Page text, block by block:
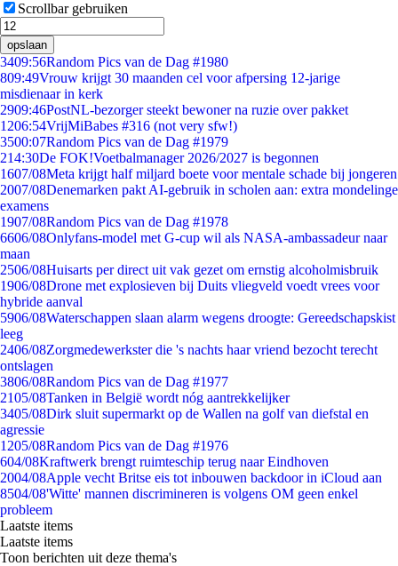
Scrollbar gebruiken
opslaan
3409:56Random Pics van de Dag #1980
809:49Vrouw krijgt 30 maanden cel voor afpersing 12-jarige
misdienaar in kerk
2909:46PostNL-bezorger steekt bewoner na ruzie over pakket
1206:54VrijMiBabes #316 (not very sfw!)
3500:07Random Pics van de Dag #1979
214:30De FOK!Voetbalmanager 2026/2027 is begonnen
1607/08Meta krijgt half miljard boete voor mentale schade bij jongeren
2007/08Denemarken pakt AI-gebruik in scholen aan: extra mondelinge
examens
1907/08Random Pics van de Dag #1978
6606/08Onlyfans-model met G-cup wil als NASA-ambassadeur naar
maan
2506/08Huisarts per direct uit vak gezet om ernstig alcoholmisbruik
1906/08Drone met explosieven bij Duits vliegveld voedt vrees voor
hybride aanval
5906/08Waterschappen slaan alarm wegens droogte: Gereedschapskist
leeg
2406/08Zorgmedewerkster die 's nachts haar vriend bezocht terecht
ontslagen
3806/08Random Pics van de Dag #1977
2105/08Tanken in België wordt nóg aantrekkelijker
3405/08Dirk sluit supermarkt op de Wallen na golf van diefstal en
agressie
1205/08Random Pics van de Dag #1976
604/08Kraftwerk brengt ruimteschip terug naar Eindhoven
2004/08Apple vecht Britse eis tot inbouwen backdoor in iCloud aan
8504/08'Witte' mannen discrimineren is volgens OM geen enkel
probleem
Laatste items
Laatste items
Toon berichten uit deze thema's